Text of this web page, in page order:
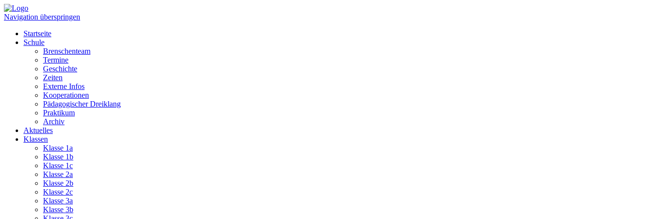
Navigation überspringen
Startseite
Schule
Brenschenteam
Termine
Geschichte
Zeiten
Externe Infos
Kooperationen
Pädagogischer Dreiklang
Praktikum
Archiv
Aktuelles
Klassen
Klasse 1a
Klasse 1b
Klasse 1c
Klasse 2a
Klasse 2b
Klasse 2c
Klasse 3a
Klasse 3b